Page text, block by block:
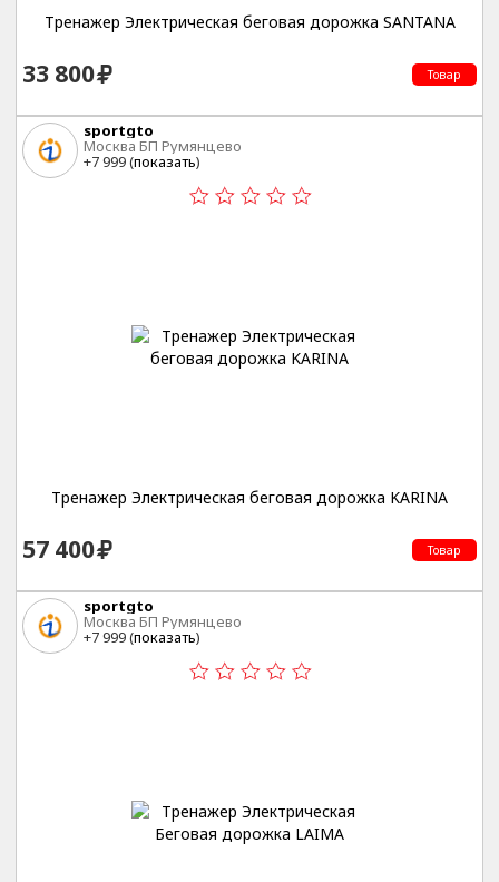
Тренажер Электрическая беговая дорожка SANTANA
33 800 Товар
sportgto
Москва БП Румянцево
+7 999 (показать)
Тренажер Электрическая беговая дорожка KARINA
57 400 Товар
sportgto
Москва БП Румянцево
+7 999 (показать)